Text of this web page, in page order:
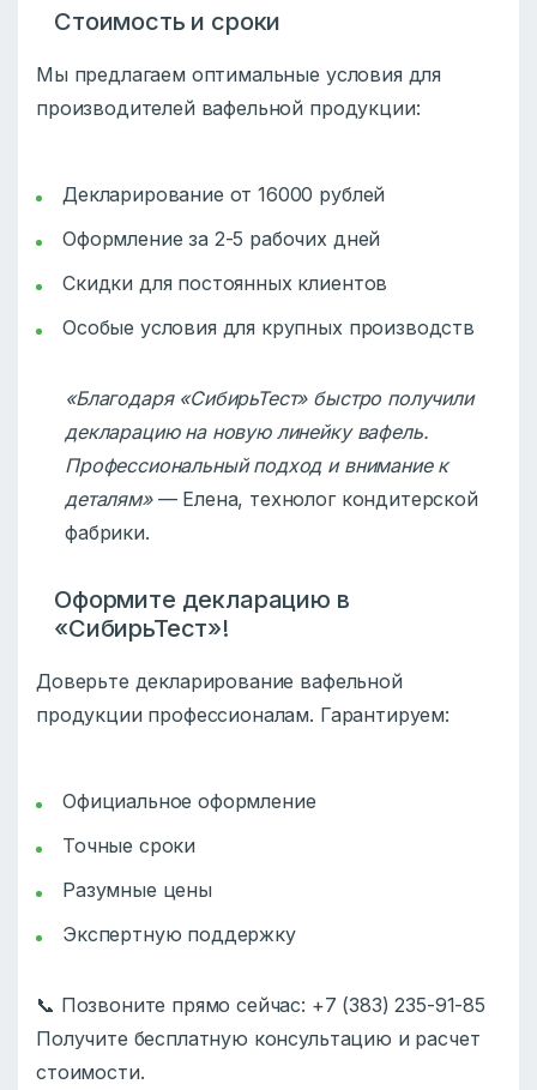
Стоимость и сроки
Мы предлагаем оптимальные условия для
производителей вафельной продукции:
Декларирование от 16000 рублей
Оформление за 2-5 рабочих дней
Скидки для постоянных клиентов
Особые условия для крупных производств
«Благодаря «СибирьТест» быстро получили
декларацию на новую линейку вафель.
Профессиональный подход и внимание к
деталям»— Елена, технолог кондитерской
фабрики.
Оформите декларацию в
«СибирьТест»!
Доверьте декларирование вафельной
продукции профессионалам. Гарантируем:
Официальное оформление
Точные сроки
Разумные цены
Экспертную поддержку
📞 Позвоните прямо сейчас: +7 (383) 235-91-85
Получите бесплатную консультацию и расчет
стоимости.